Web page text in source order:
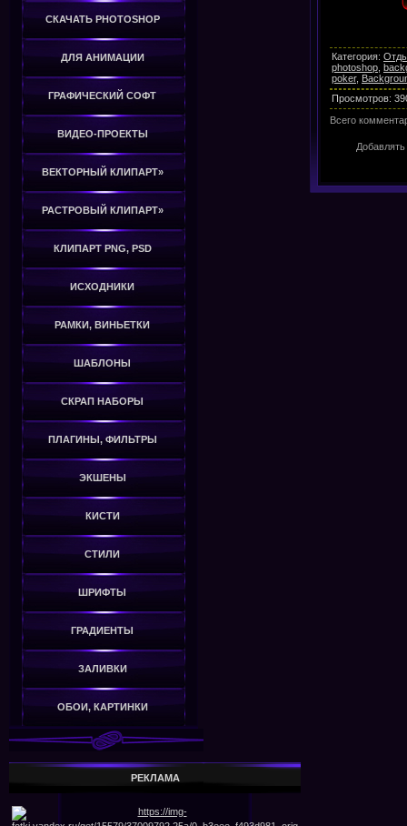
СКАЧАТЬ PHOTOSHOP
ДЛЯ АНИМАЦИИ
ГРАФИЧЕСКИЙ СОФТ
ВИДЕО-ПРОЕКТЫ
ВЕКТОРНЫЙ КЛИПАРТ»
РАСТРОВЫЙ КЛИПАРТ»
КЛИПАРТ PNG, PSD
ИСХОДНИКИ
РАМКИ, ВИНЬЕТКИ
ШАБЛОНЫ
СКРАП НАБОРЫ
ПЛАГИНЫ, ФИЛЬТРЫ
ЭКШЕНЫ
КИСТИ
СТИЛИ
ШРИФТЫ
ГРАДИЕНТЫ
ЗАЛИВКИ
ОБОИ, КАРТИНКИ
РЕКЛАМА
Категория:
photoshop
poker,
Просмотров:
Всего